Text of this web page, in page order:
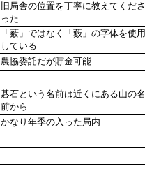
旧局舎の位置を丁寧に教えてくださ
った
「薮」ではなく「藪」の字体を使用
している
農協委託だが貯金可能
碁石という名前は近くにある山の名
前から
かなり年季の入った局内